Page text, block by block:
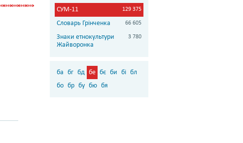
СУМ-11 129 375
Словарь Грінченка 66 605
Знаки етнокультури
Жайворонка
3 780
ба бг бд бе бє би бі бл
бо бр бу бю бя